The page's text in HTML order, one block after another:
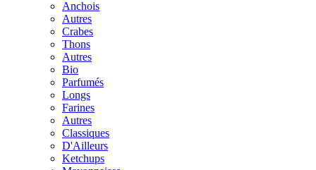
Anchois
Autres
Crabes
Thons
Autres
Bio
Parfumés
Longs
Farines
Autres
Classiques
D'Ailleurs
Ketchups